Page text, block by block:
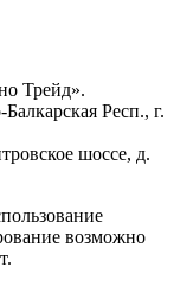
Трейд».
Респ., г.
шоссе, д.
возможно